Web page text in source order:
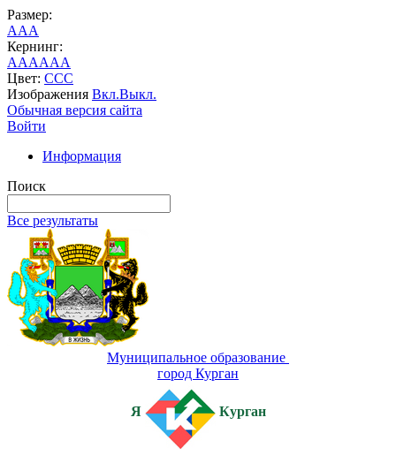
Размер:
AAA
Кернинг:
AAAAAA
Цвет: CCC
Изображения Вкл.Выкл.
Обычная версия сайта
Войти
Информация
Поиск
Все результаты
Муниципальное образование
город Курган
Я Курган